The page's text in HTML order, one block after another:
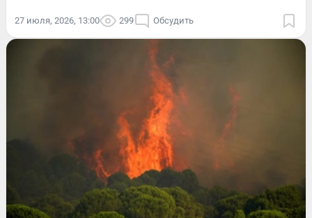
27 июля, 2026, 13:00 299 Обсудить